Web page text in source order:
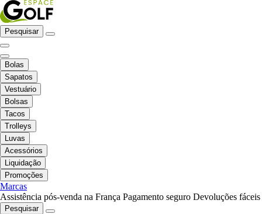
Pesquisar
Bolas
Sapatos
Vestuário
Bolsas
Tacos
Trolleys
Luvas
Acessórios
Liquidação
Promoções
Marcas
Assistência pós-venda na França Pagamento seguro Devoluções fáceis
Pesquisar